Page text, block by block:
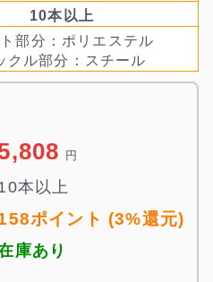
10本以上
部分：ポリエステル
クル部分：スチール
円
本以上
ポイント (3%還元)
庫あり